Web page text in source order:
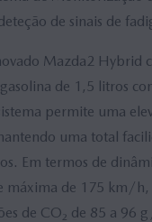
de sinais de
Mazda2
de 1,5 litros
permite uma
uma total
Em termos de
máxima de 175 km/
de CO₂ de 85 a 96